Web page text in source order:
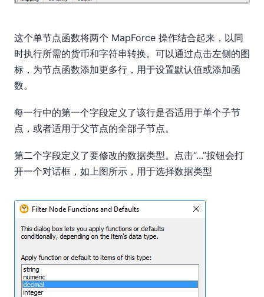
这个单节点函数将两个 MapForce 操作结合起来，以同
时执行所需的货币和字符串转换。可以通过点击左侧的图
标，为节点函数添加更多行，用于设置默认值或添加函
数。
每一行中的第一个字段定义了该行是否适用于单个子节
点，或者适用于父节点的全部子节点。
第二个字段定义了要修改的数据类型。点击“...”按钮会打
开一个对话框，如上图所示，用于选择数据类型